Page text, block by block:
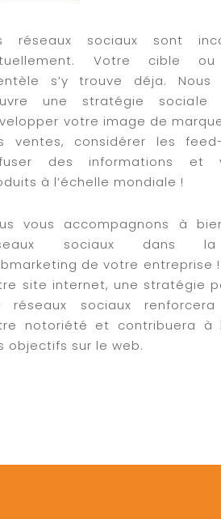
réseaux sociaux sont
Votre cible ou
s’y trouve déja. Nous
une stratégie
votre image de
ventes, considérer les
des informations et
à l’échelle mondiale !
vous accompagnons à
sociaux dans la
de votre entreprise
site internet, une stratégie
réseaux sociaux renforcera
notoriété et contribuera à
objectifs sur le web.